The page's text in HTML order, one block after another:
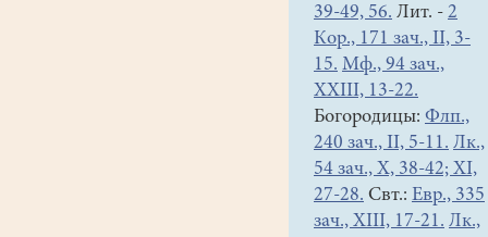
39-49, 56. Лит. - 2
Кор., 171 зач., II, 3-
15. Мф., 94 зач.,
XXIII, 13-22.
Богородицы: Флп.,
240 зач., II, 5-11. Лк.,
54 зач., X, 38-42; XI,
27-28. Свт.: Евр., 335
зач., XIII, 17-21. Лк.,